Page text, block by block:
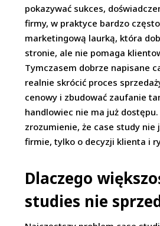
pokazywać sukces,
firmy, w praktyce bardzo
marketingową laurką, która
stronie, ale nie pomaga
Tymczasem dobrze napisane
realnie skrócić proces
cenowy i zbudować zaufanie
handlowiec nie ma już
zrozumienie, że case study nie
firmie, tylko o decyzji klienta i
Dlaczego
studies nie